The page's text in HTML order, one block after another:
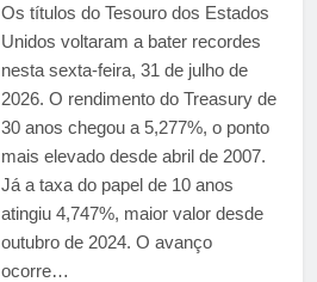
Os títulos do Tesouro dos Estados
Unidos voltaram a bater recordes
nesta sexta-feira, 31 de julho de
2026. O rendimento do Treasury de
30 anos chegou a 5,277%, o ponto
mais elevado desde abril de 2007.
Já a taxa do papel de 10 anos
atingiu 4,747%, maior valor desde
outubro de 2024. O avanço
ocorre…